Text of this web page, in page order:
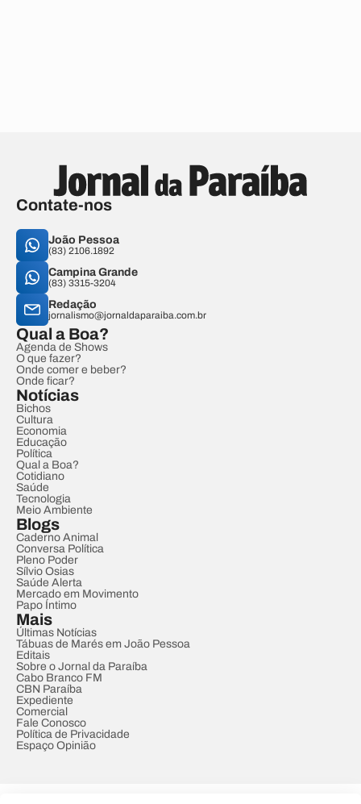
Contate-nos
João Pessoa
(83) 2106.1892
Campina Grande
(83) 3315-3204
Redação
jornalismo@jornaldaparaiba.com.br
Qual a Boa?
Agenda de Shows
O que fazer?
Onde comer e beber?
Onde ficar?
Notícias
Bichos
Cultura
Economia
Educação
Política
Qual a Boa?
Cotidiano
Saúde
Tecnologia
Meio Ambiente
Blogs
Caderno Animal
Conversa Política
Pleno Poder
Sílvio Osias
Saúde Alerta
Mercado em Movimento
Papo Íntimo
Mais
Últimas Notícias
Tábuas de Marés em João Pessoa
Editais
Sobre o Jornal da Paraíba
Cabo Branco FM
CBN Paraíba
Expediente
Comercial
Fale Conosco
Política de Privacidade
Espaço Opinião